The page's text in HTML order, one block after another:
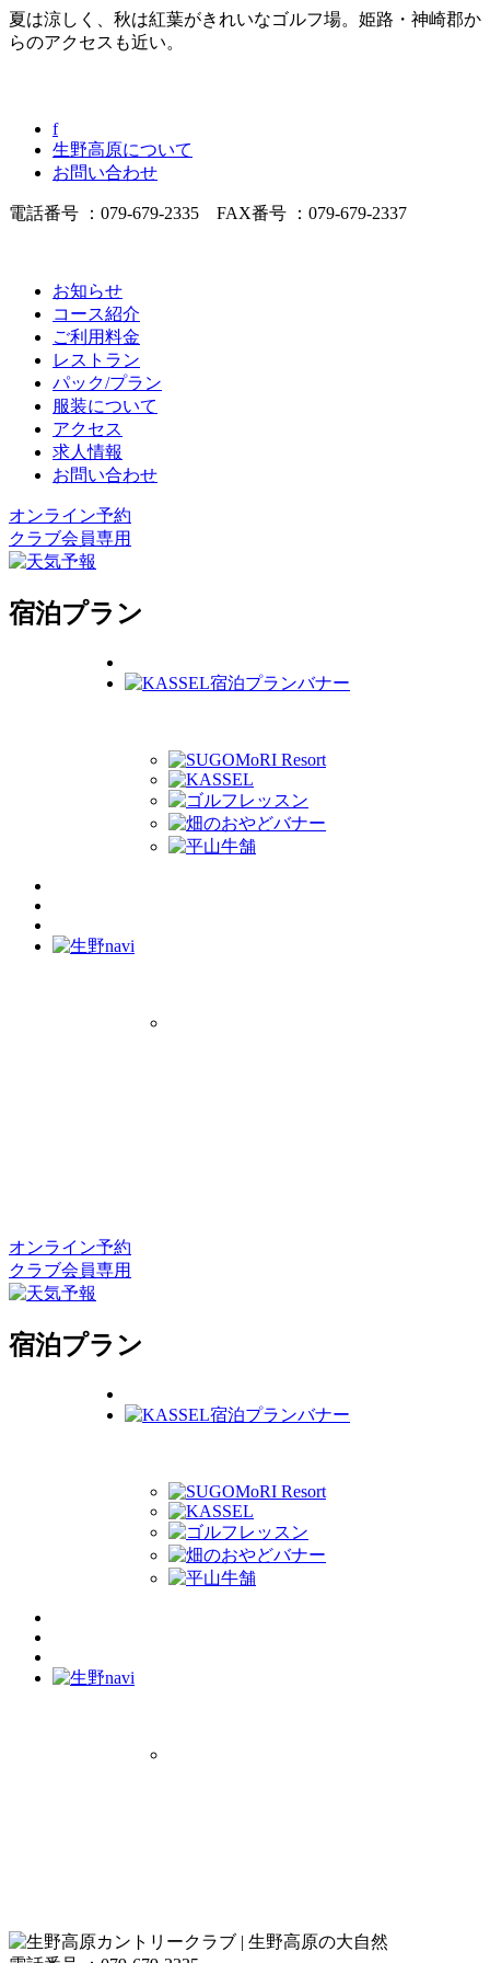
夏は涼しく、秋は紅葉がきれいなゴルフ場。姫路・神崎郡か
らのアクセスも近い。
f
生野高原について
お問い合わせ
電話番号 ：079-679-2335 FAX番号 ：079-679-2337
お知らせ
コース紹介
ご利用料金
レストラン
パック/プラン
服装について
アクセス
求人情報
お問い合わせ
オンライン予約
クラブ会員専用
宿泊プラン
オンライン予約
クラブ会員専用
宿泊プラン